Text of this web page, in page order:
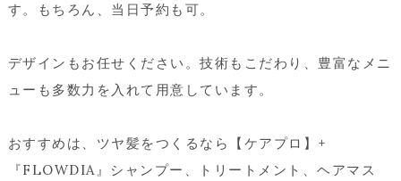
す。もちろん、当日予約も可。
デザインもお任せください。技術もこだわり、豊富なメニ
ューも多数力を入れて用意しています。
おすすめは、ツヤ髪をつくるなら【ケアプロ】+
『FLOWDIA』シャンプー、トリートメント、ヘアマス